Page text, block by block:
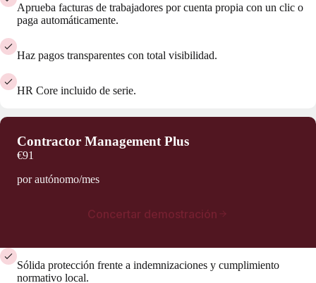
Aprueba facturas de trabajadores por cuenta propia con un clic o
paga automáticamente.
Haz pagos transparentes con total visibilidad.
HR Core incluido de serie.
Contractor Management Plus
€91
por autónomo/mes
Concertar demostración
Sólida protección frente a indemnizaciones y cumplimiento
normativo local.